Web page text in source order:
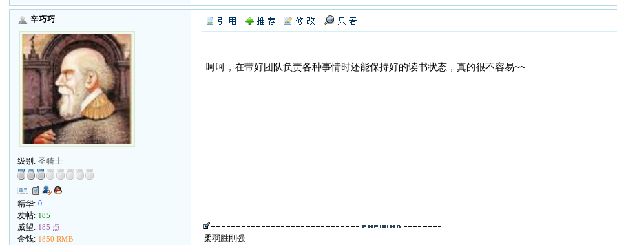
辛巧巧
级别:圣骑士
精华:0
发帖: 185
威望: 185 点
金钱: 1850 RMB
呵呵，在带好团队负责各种事情时还能保持好的读书状态，真的很不容易~~
柔弱胜刚强